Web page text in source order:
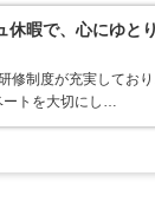
暇で、心にゆと
修制度が充実してお
ートを大切にし…